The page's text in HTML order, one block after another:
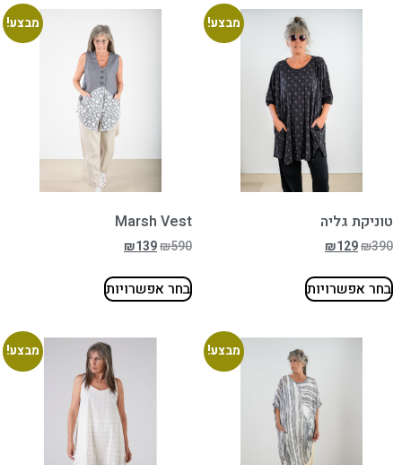
מבצע!
טוניקת גליה
₪390
₪129
בחר אפשרויות
מבצע!
Marsh Vest
₪590
₪139
בחר אפשרויות
מבצע! מבצע!